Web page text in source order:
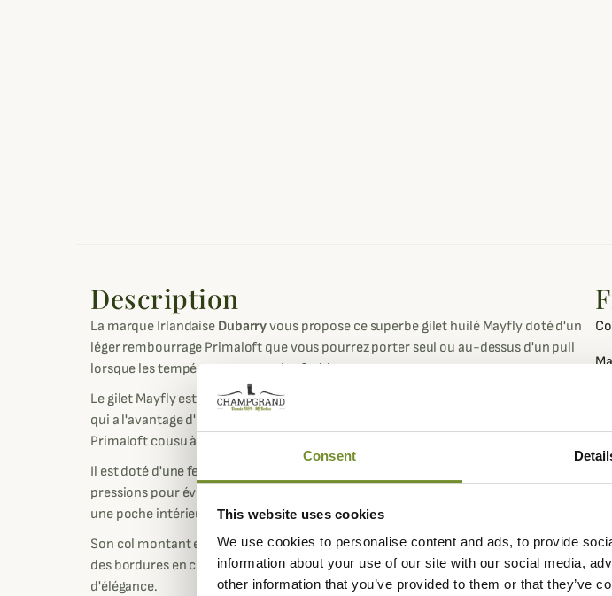
Consent
This website uses cookies
We use cookies to personalise content and ads, to provide
information about your use of our site with our social media,
other information that you’ve provided to them or that they’ve
Description
La marque Irlandaise Dubarryvous propose ce superbe gilet huilé Mayfly doté d'un
léger rembourrage Primaloft que vous pourrez porter seul ou au-dessus d'un pull
lorsque les températures sont plus froides.
Le gilet Mayfly est confectionné dans une toile de coton huilé avec une finition sèche
qui a l'avantage d'être hydrofuge et résistant. Il possède donc un rembourrage
Primaloft cousu à la doublure pour vous assurer de la chaleur supplémentaire.
Il est doté d'une fermeture éclair bidirectionnelle résistante protégée par un rabat à
pressions pour éviter au vent de rentrer ainsi que de deux poches chauffe-mains
une poche intérieure pour y ranger vos essentiels.
Son col montant est doublé pour plus de douceur et de confort et vous retrouverez
des bordures en cuir grainé sur les poches et à l'arrière du col pour une touche
d'élégance.